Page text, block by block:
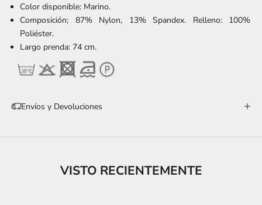
Color disponible: Marino.
Composición; 87% Nylon, 13% Spandex. Relleno: 100%
Poliéster.
Largo prenda: 74 cm.
Envíos y Devoluciones
VISTO RECIENTEMENTE